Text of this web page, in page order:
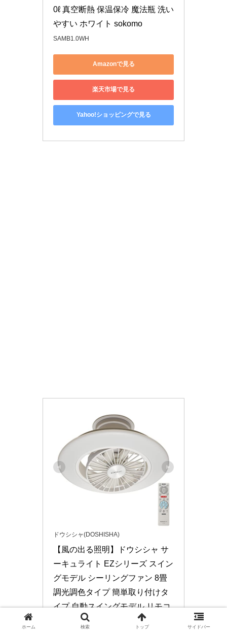
0ℓ 真空断熱 保温保冷 魔法瓶 洗い
やすい ホワイト sokomo
SAMB1.0WH
Amazonで見る
楽天市場で見る
Yahoo!ショッピングで見る
ドウシシャ(DOSHISHA)
【風の出る照明】ドウシシャ サ
ーキュライト EZシリーズ スイン
グモデル シーリングファン 8畳
調光調色タイプ 簡単取り付けタ
イプ 自動スイングモデル リモコ
ホーム 検索 トップ サイドバー